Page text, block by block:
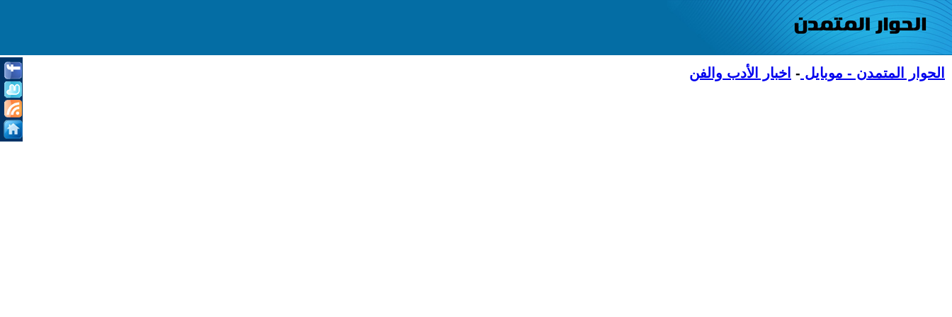
الحوار المتمدن - موبايل - اخبار الأدب والفن